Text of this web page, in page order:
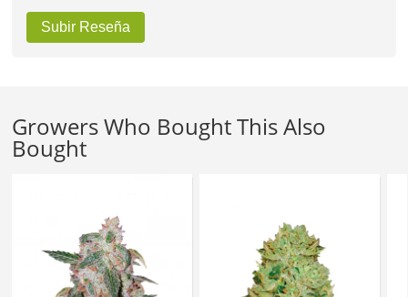
Subir Reseña
Growers Who Bought This Also
Bought